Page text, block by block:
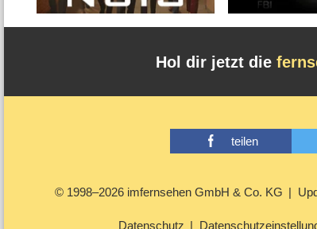
Hol dir jetzt die
teilen
© 1998–2026 imfernsehen GmbH & Co. KG
Datenschutz